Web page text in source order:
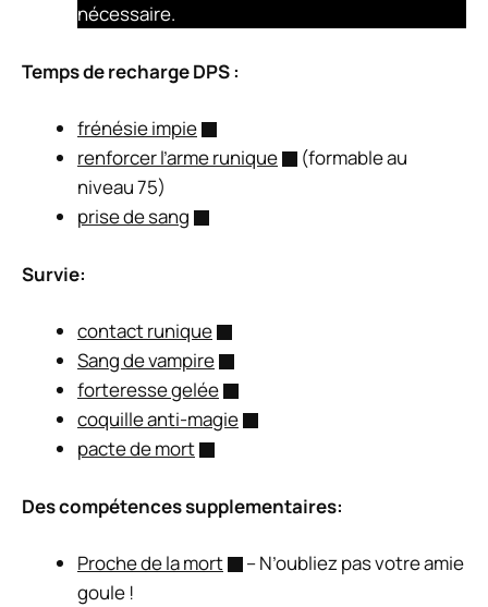
nécessaire.
Temps de recharge DPS :
frénésie impie
renforcer l’arme runique
(formable au
niveau 75)
prise de sang
Survie:
contact runique
Sang de vampire
forteresse gelée
coquille anti-magie
pacte de mort
Des compétences supplementaires:
Proche de la mort
– N’oubliez pas votre amie
goule !